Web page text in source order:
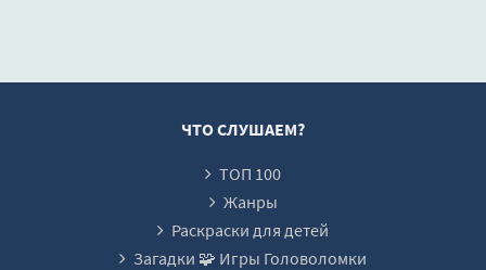
ЧТО СЛУШАЕМ?
ТОП 100
Жанры
Раскраски для детей
Загадки 🧩 Игры Головоломки